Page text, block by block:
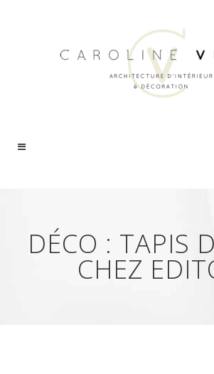
DÉCO : TAPIS
CHEZ